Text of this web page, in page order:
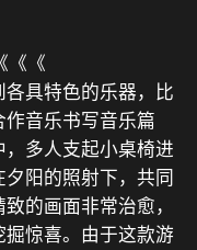
《《
具特色的乐器，比
音乐书写音乐篇
多人支起小桌椅进
阳的照射下，共同
的画面非常治愈，
惊喜。由于这款游